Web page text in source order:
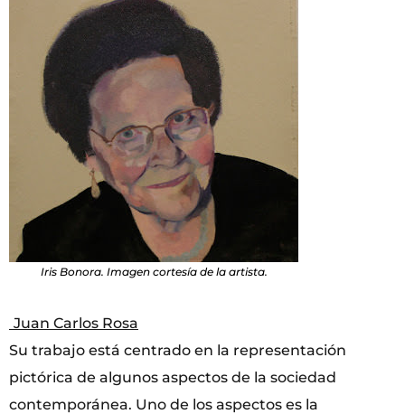
Iris Bonora. Imagen cortesía de la artista.
Juan Carlos Rosa
Su trabajo está centrado en la representación
pictórica de algunos aspectos de la sociedad
contemporánea. Uno de los aspectos es la